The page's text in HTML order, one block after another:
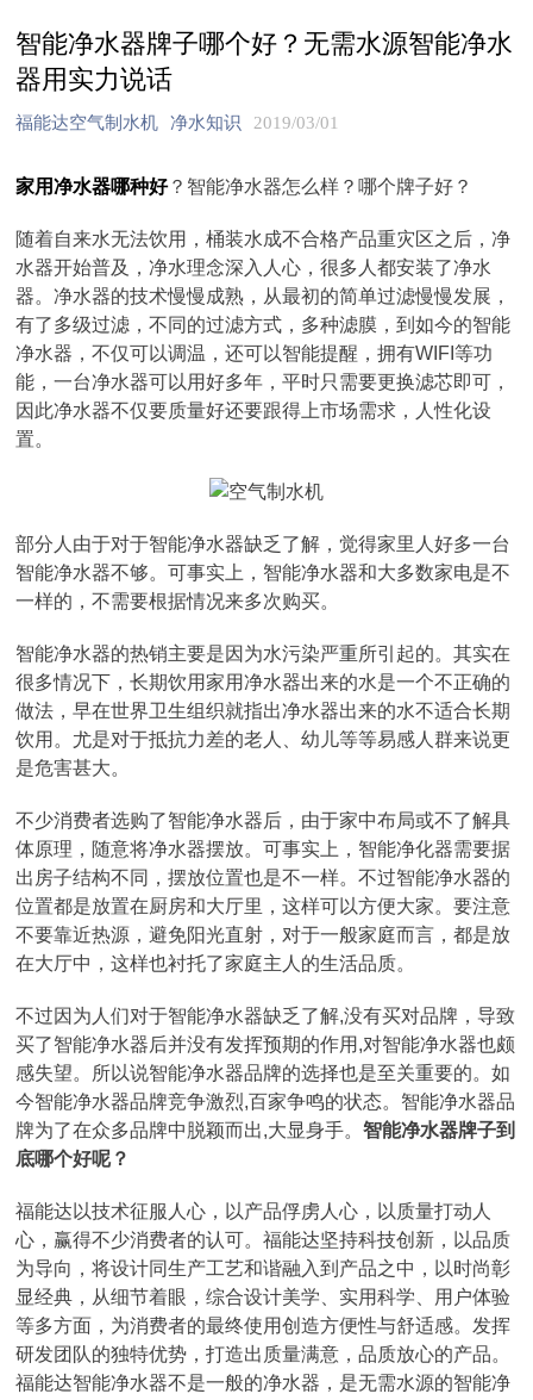
智能净水器牌子哪个好？无需水源智能净水
器用实力说话
福能达空气制水机 净水知识 2019/03/01
家用净水器哪种好？智能净水器怎么样？哪个牌子好？
随着自来水无法饮用，桶装水成不合格产品重灾区之后，净
水器开始普及，净水理念深入人心，很多人都安装了净水
器。净水器的技术慢慢成熟，从最初的简单过滤慢慢发展，
有了多级过滤，不同的过滤方式，多种滤膜，到如今的智能
净水器，不仅可以调温，还可以智能提醒，拥有WIFI等功
能，一台净水器可以用好多年，平时只需要更换滤芯即可，
因此净水器不仅要质量好还要跟得上市场需求，人性化设
置。
部分人由于对于智能净水器缺乏了解，觉得家里人好多一台
智能净水器不够。可事实上，智能净水器和大多数家电是不
一样的，不需要根据情况来多次购买。
智能净水器的热销主要是因为水污染严重所引起的。其实在
很多情况下，长期饮用家用净水器出来的水是一个不正确的
做法，早在世界卫生组织就指出净水器出来的水不适合长期
饮用。尤是对于抵抗力差的老人、幼儿等等易感人群来说更
是危害甚大。
不少消费者选购了智能净水器后，由于家中布局或不了解具
体原理，随意将净水器摆放。可事实上，智能净化器需要据
出房子结构不同，摆放位置也是不一样。不过智能净水器的
位置都是放置在厨房和大厅里，这样可以方便大家。要注意
不要靠近热源，避免阳光直射，对于一般家庭而言，都是放
在大厅中，这样也衬托了家庭主人的生活品质。
不过因为人们对于智能净水器缺乏了解,没有买对品牌，导致
买了智能净水器后并没有发挥预期的作用,对智能净水器也颇
感失望。所以说智能净水器品牌的选择也是至关重要的。如
今智能净水器品牌竞争激烈,百家争鸣的状态。智能净水器品
牌为了在众多品牌中脱颖而出,大显身手。智能净水器牌子到
底哪个好呢？
福能达以技术征服人心，以产品俘虏人心，以质量打动人
心，赢得不少消费者的认可。福能达坚持科技创新，以品质
为导向，将设计同生产工艺和谐融入到产品之中，以时尚彰
显经典，从细节着眼，综合设计美学、实用科学、用户体验
等多方面，为消费者的最终使用创造方便性与舒适感。发挥
研发团队的独特优势，打造出质量满意，品质放心的产品。
福能达智能净水器不是一般的净水器，是无需水源的智能净